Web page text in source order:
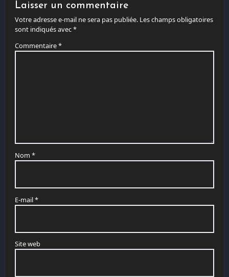
Laisser un commentaire
Votre adresse e-mail ne sera pas publiée. Les champs obligatoires
sont indiqués avec*
Commentaire*
Nom *
E-mail*
Site web